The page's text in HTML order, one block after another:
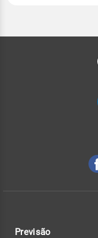
Previsão